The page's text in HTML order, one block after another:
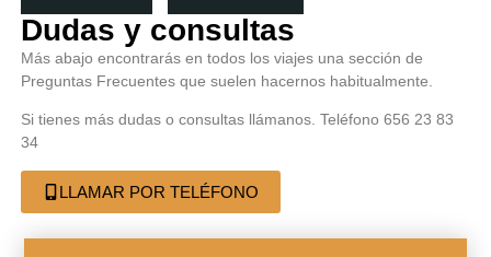
Dudas y consultas
Más abajo encontrarás en todos los viajes una sección de
Preguntas Frecuentes que suelen hacernos habitualmente.
Si tienes más dudas o consultas llámanos. Teléfono 656 23 83
34
LLAMAR POR TELÉFONO